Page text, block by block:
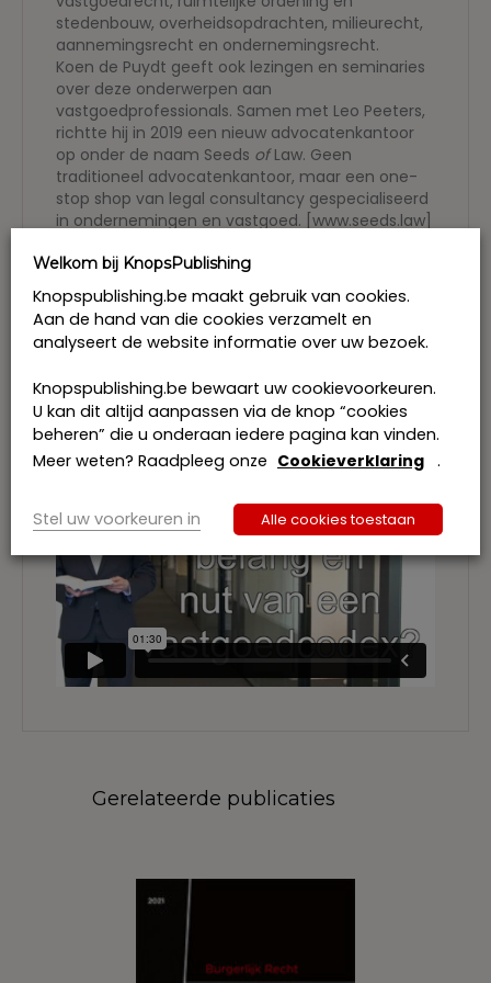
stedenbouw, overheidsopdrachten, milieurecht,
aannemingsrecht en ondernemingsrecht.
Koen de Puydt geeft ook lezingen en seminaries
over deze onderwerpen aan
vastgoedprofessionals. Samen met Leo Peeters,
richtte hij in 2019 een nieuw advocatenkantoor
op onder de naam Seeds ofLaw. Geen
traditioneel advocatenkantoor, maar een one-
stop shop van legal consultancy gespecialiseerd
in ondernemingen en vastgoed. [www.seeds.law]
Marc Loyens is licentiaat in de rechten (U.I.A.)
en behaalde een postgraduaat in het fiscaal
recht aan de Fiscale Hogeschool te
Brussel. Van 1991 tot 1996 was hij advocaat aan
de balie te Brussel, nadien werd hij inspecteur bij
Hij is raadsheer aan het hof van beroep te
Brussel. De heer Loyens is docent burgerlijk en
fiscaal recht in de beroepsopleiding voor
vastgoedmakelaars bij Syntra Brussel.
Gerelateerde publicaties
Welkom bij KnopsPublishing
Knopspublishing.be maakt gebruik van cookies.
Aan de hand van die cookies verzamelt en
analyseert de website informatie over uw bezoek.
Knopspublishing.be bewaart uw cookievoorkeuren.
U kan dit altijd aanpassen via de knop “cookies
beheren” die u onderaan iedere pagina kan vinden.
Meer weten? Raadpleeg onze Cookieverklaring .
Stel uw voorkeuren in Alle cookies toestaan